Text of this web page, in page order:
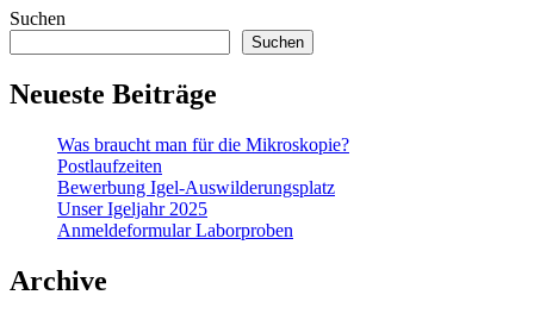
Suchen
Suchen
Neueste Beiträge
Was braucht man für die Mikroskopie?
Postlaufzeiten
Bewerbung Igel-Auswilderungsplatz
Unser Igeljahr 2025
Anmeldeformular Laborproben
Archive